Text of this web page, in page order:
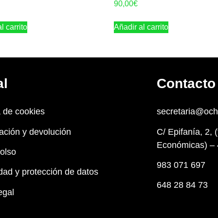
carrito
90,00€
Añadir al carrito
de cookies
y devolución
y protección de datos
Contacto
C/ Epifanía, 2,
Económicas) –
983 071 697
648 28 84 73